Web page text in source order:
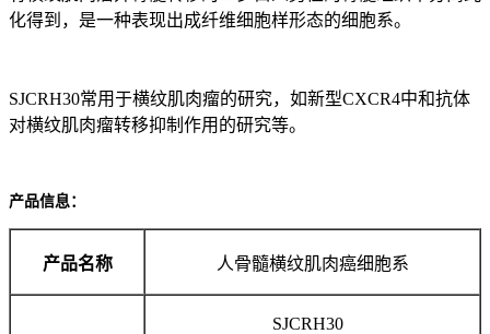
化得到，是一种表现出成纤维细胞样形态的细胞系。
SJCRH30常用于横纹肌肉瘤的研究，如新型CXCR4中和抗体
对横纹肌肉瘤转移抑制作用的研究等。
产品信息：
产品名称 人骨髓横纹肌肉癌细胞系
SJCRH30